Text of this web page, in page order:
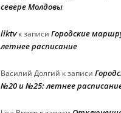
севере Молдовы
liktvк записи Городские
летнее расписание
Василий Долгий к записи
№20 и №25: летнее